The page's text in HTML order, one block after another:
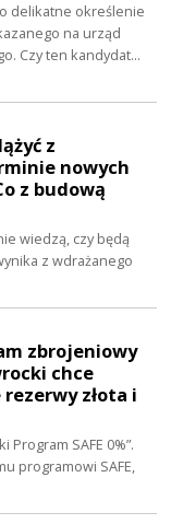
delikatne określenie
na urząd
Czy ten kandydat…
z
nowych
z budową
wiedzą, czy będą
z wdrażanego
zbrojeniowy
chce
złota i
SAFE 0%”.
programowi SAFE,